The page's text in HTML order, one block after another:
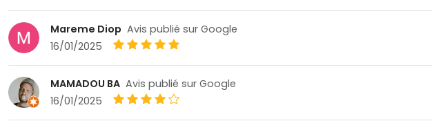
Mareme Diop Avis publié sur Google
16/01/2025
MAMADOU BA Avis publié sur Google
16/01/2025